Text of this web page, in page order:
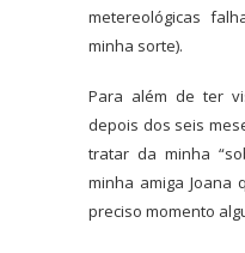
metereológicas
minha sorte).
Para além de ter
depois dos seis
tratar da minha
minha amiga
preciso momento